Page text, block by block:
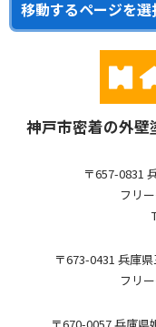
神戸市密着の外
〒657-0831
フリ
〒673-0431 兵庫
フリ